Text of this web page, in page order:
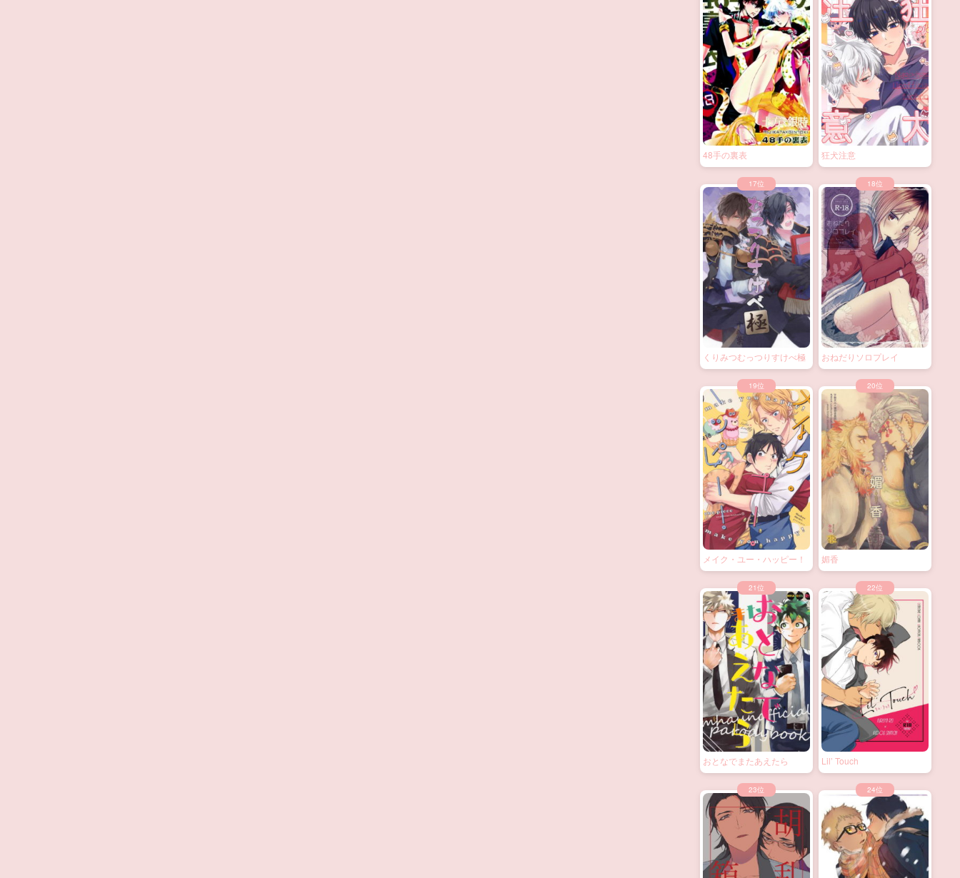
48手の裏表 狂犬注意
くりみつむっつりすけべ極 おねだりソロプレイ
メイク・ユー・ハッピー！ 媚香
おとなでまたあえたら Lil’ Touch